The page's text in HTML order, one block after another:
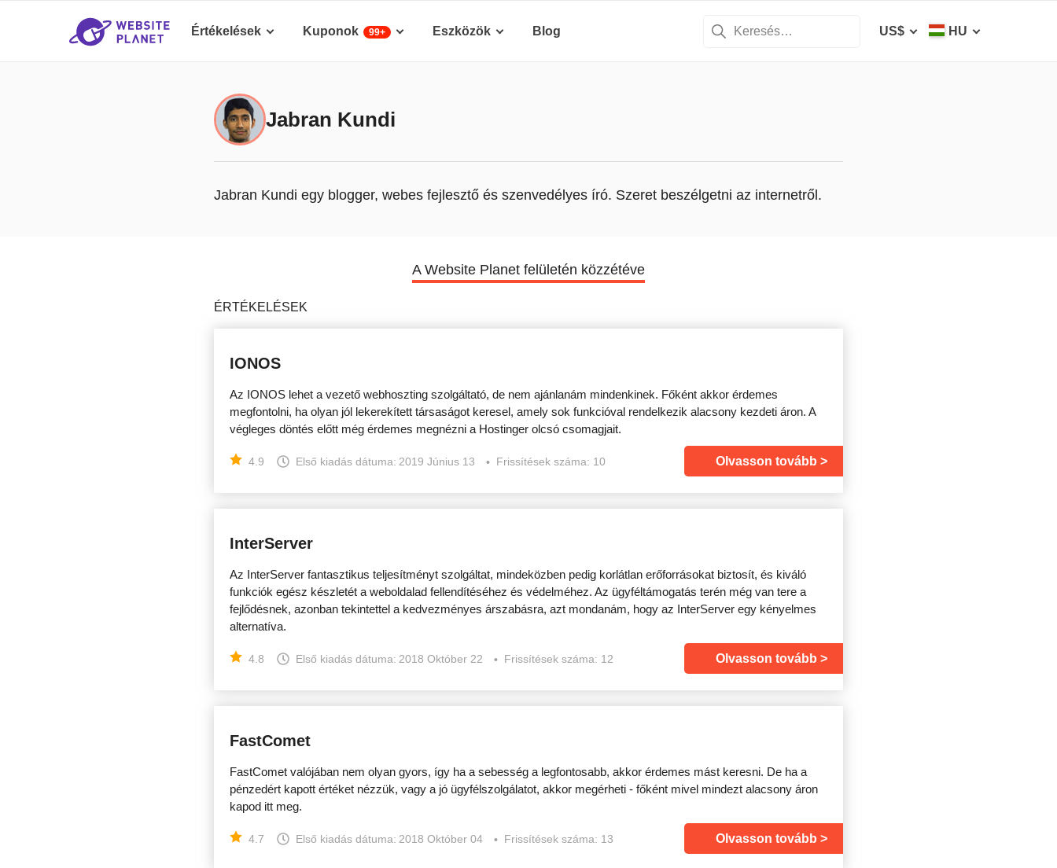
Értékelések Kuponok 99+ Eszközök Blog US$ HU
Jabran Kundi
Jabran Kundi egy blogger, webes fejlesztő és szenvedélyes író. Szeret beszélgetni az internetről.
A Website Planet felületén közzétéve
ÉRTÉKELÉSEK
IONOS
Az IONOS lehet a vezető webhoszting szolgáltató, de nem ajánlanám mindenkinek. Főként akkor érdemes
megfontolni, ha olyan jól lekerekített társaságot keresel, amely sok funkcióval rendelkezik alacsony kezdeti áron. A
végleges döntés előtt még érdemes megnézni a Hostinger olcsó csomagjait.
4.9 Első kiadás dátuma: 2019 Június 13 Frissítések száma: 10 Olvasson tovább
InterServer
Az InterServer fantasztikus teljesítményt szolgáltat, mindeközben pedig korlátlan erőforrásokat biztosít, és kiváló
funkciók egész készletét a weboldalad fellendítéséhez és védelméhez. Az ügyféltámogatás terén még van tere a
fejlődésnek, azonban tekintettel a kedvezményes árszabásra, azt mondanám, hogy az InterServer egy kényelmes
alternatíva.
4.8 Első kiadás dátuma: 2018 Október 22 Frissítések száma: 12 Olvasson tovább
FastComet
FastComet valójában nem olyan gyors, így ha a sebesség a legfontosabb, akkor érdemes mást keresni. De ha a
pénzedért kapott értéket nézzük, vagy a jó ügyfélszolgálatot, akkor megérheti - főként mivel mindezt alacsony áron
kapod itt meg.
4.7 Első kiadás dátuma: 2018 Október 04 Frissítések száma: 13 Olvasson tovább